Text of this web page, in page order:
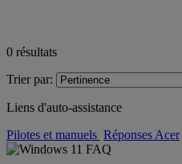
0 résultats
Trier par:
Liens d'auto-assistance
Pilotes et manuels Réponses Acer